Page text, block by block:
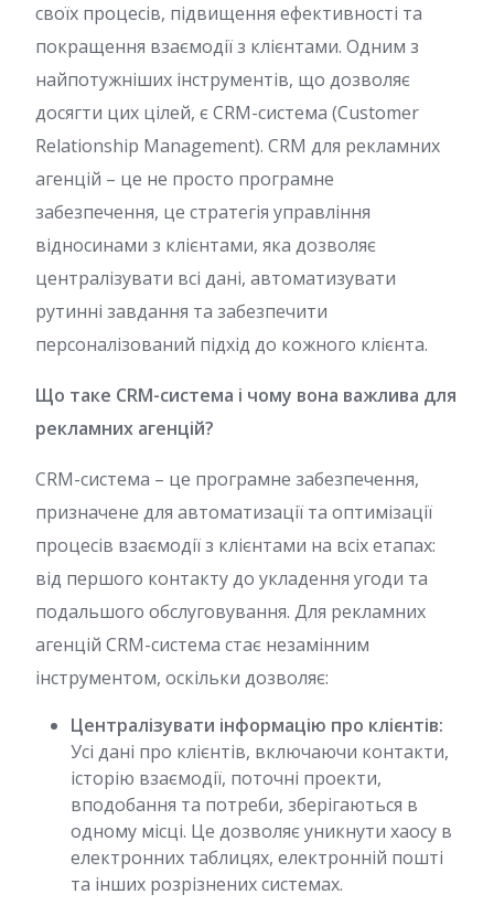
своїх процесів, підвищення ефективності та
покращення взаємодії з клієнтами. Одним з
найпотужніших інструментів, що дозволяє
досягти цих цілей, є CRM-система (Customer
Relationship Management). CRM для рекламних
агенцій – це не просто програмне
забезпечення, це стратегія управління
відносинами з клієнтами, яка дозволяє
централізувати всі дані, автоматизувати
рутинні завдання та забезпечити
персоналізований підхід до кожного клієнта.
Що таке CRM-система і чому вона важлива для
рекламних агенцій?
CRM-система – це програмне забезпечення,
призначене для автоматизації та оптимізації
процесів взаємодії з клієнтами на всіх етапах:
від першого контакту до укладення угоди та
подальшого обслуговування. Для рекламних
агенцій CRM-система стає незамінним
інструментом, оскільки дозволяє:
Централізувати інформацію про клієнтів:
Усі дані про клієнтів, включаючи контакти,
історію взаємодії, поточні проекти,
вподобання та потреби, зберігаються в
одному місці. Це дозволяє уникнути хаосу в
електронних таблицях, електронній пошті
та інших розрізнених системах.